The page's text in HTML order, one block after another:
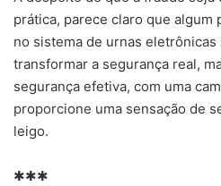
prática, parece claro que
no sistema de urnas
transformar a segurança real,
segurança efetiva, com uma
proporcione uma sensação de
leigo.
✱✱✱